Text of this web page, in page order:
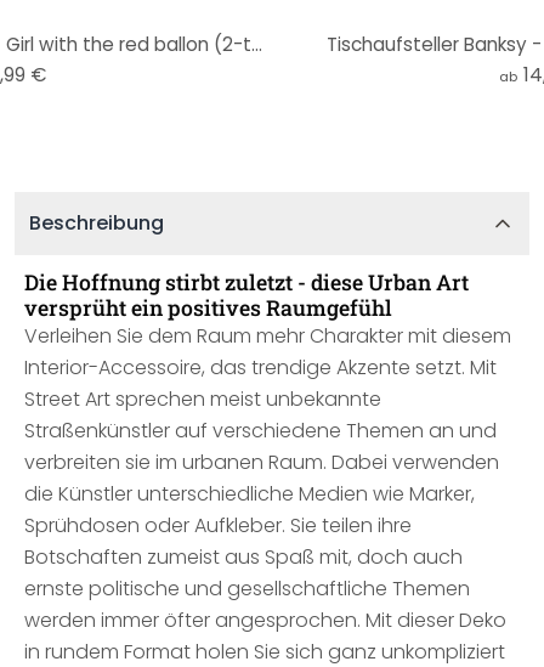
Holzdeko Mahagoni - Banksy - Girl with the red ballon (2-teilig)
€
Tischaufsteller Banksy
ab
Beschreibung
Die Hoffnung stirbt zuletzt - diese Urban Art
versprüht ein positives Raumgefühl
Verleihen Sie dem Raum mehr Charakter mit diesem
Interior-Accessoire, das trendige Akzente setzt. Mit
Street Art sprechen meist unbekannte
Straßenkünstler auf verschiedene Themen an und
verbreiten sie im urbanen Raum. Dabei verwenden
die Künstler unterschiedliche Medien wie Marker,
Sprühdosen oder Aufkleber. Sie teilen ihre
Botschaften zumeist aus Spaß mit, doch auch
ernste politische und gesellschaftliche Themen
werden immer öfter angesprochen. Mit dieser Deko
in rundem Format holen Sie sich ganz unkompliziert